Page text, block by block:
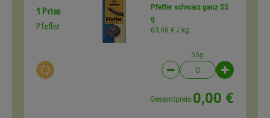
1 Prise
Pfeffer
Auswahl ändern
Pfeffer schwarz ganz 55
g
63,46 € / kg
55g
Artikelanzahl
Gesamtpreis:0,00 €